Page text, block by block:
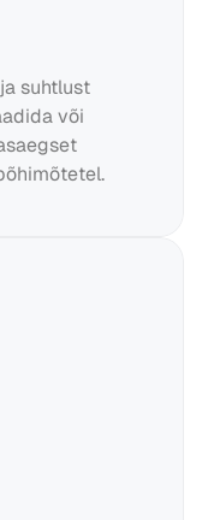
suhtlust
või